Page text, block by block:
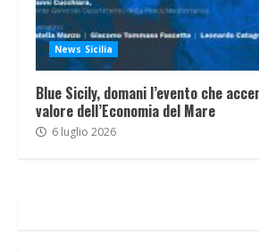
News Sicilia
Blue Sicily, domani l’evento che
valore dell’Economia del Mare
6 luglio 2026